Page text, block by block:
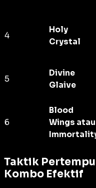
4
Holy
Crystal
5
Divine
Glaive
6
Blood
Wings atau
Taktik
Kombo Efektif